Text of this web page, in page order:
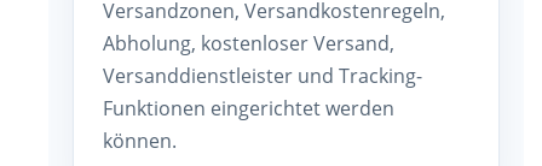
Versandzonen, Versandkostenregeln,
Abholung, kostenloser Versand,
Versanddienstleister und Tracking-
Funktionen eingerichtet werden
können.